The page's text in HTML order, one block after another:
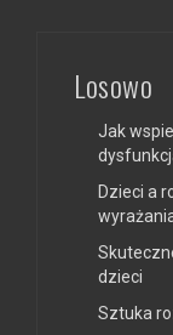
Losowo
Jak
Dzieci a
dzieci
Sztuka